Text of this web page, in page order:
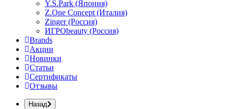
Y.S.Park (Япония)
Z.One Concept (Италия)
Zinger (Россия)
ИГРОbeauty (Россия)
Brands
Акции
Новинки
Статьи
Сертификаты
Отзывы
Назад